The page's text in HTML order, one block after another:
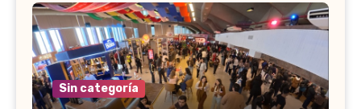
Sin categoría